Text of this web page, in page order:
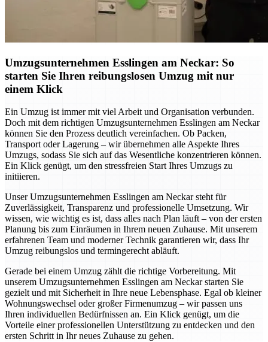
Umzugsunternehmen Esslingen am Neckar: So
starten Sie Ihren reibungslosen Umzug mit nur
einem Klick
Ein Umzug ist immer mit viel Arbeit und Organisation verbunden.
Doch mit dem richtigen Umzugsunternehmen Esslingen am Neckar
können Sie den Prozess deutlich vereinfachen. Ob Packen,
Transport oder Lagerung – wir übernehmen alle Aspekte Ihres
Umzugs, sodass Sie sich auf das Wesentliche konzentrieren können.
Ein Klick genügt, um den stressfreien Start Ihres Umzugs zu
initiieren.
Unser Umzugsunternehmen Esslingen am Neckar steht für
Zuverlässigkeit, Transparenz und professionelle Umsetzung. Wir
wissen, wie wichtig es ist, dass alles nach Plan läuft – von der ersten
Planung bis zum Einräumen in Ihrem neuen Zuhause. Mit unserem
erfahrenen Team und moderner Technik garantieren wir, dass Ihr
Umzug reibungslos und termingerecht abläuft.
Gerade bei einem Umzug zählt die richtige Vorbereitung. Mit
unserem Umzugsunternehmen Esslingen am Neckar starten Sie
gezielt und mit Sicherheit in Ihre neue Lebensphase. Egal ob kleiner
Wohnungswechsel oder großer Firmenumzug – wir passen uns
Ihren individuellen Bedürfnissen an. Ein Klick genügt, um die
Vorteile einer professionellen Unterstützung zu entdecken und den
ersten Schritt in Ihr neues Zuhause zu gehen.